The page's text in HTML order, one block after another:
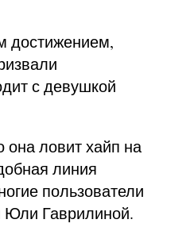
достижением,
с девушкой
она ловит хайп на
линия
пользователи
Юли Гаврилиной.